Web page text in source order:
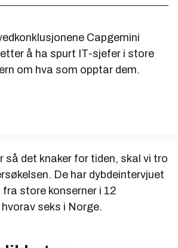
Capgemini
å ha spurt IT-sjefer i store
om hva som opptar dem.
så det knaker for tiden, skal vi tro
De har dybdeintervjuet
fra store konserner i 12
seks i Norge.